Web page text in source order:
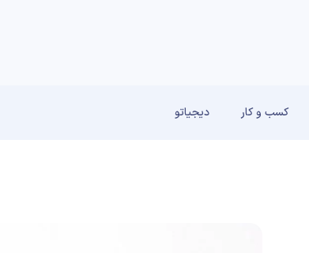
کسب و کار دیجیاتو